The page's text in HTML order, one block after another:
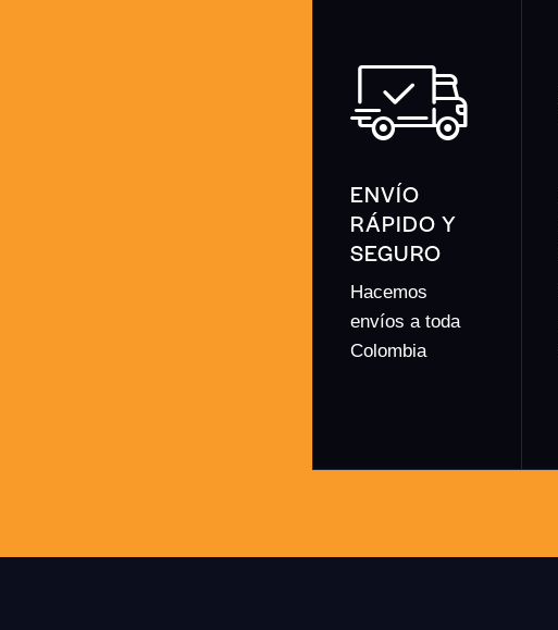
ENVÍO
RÁPIDO Y
SEGURO
Hacemos
envíos a toda
Colombia